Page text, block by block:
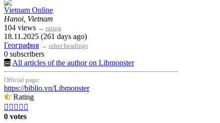
Vietnam Online
Hanoi, Vietnam
104 views → rating
18.11.2025 (261 days ago)
География → other headings
0 subscribers
All articles of the author on Libmonster
Official page:
https://biblio.vn/Libmonster
Rating
    
0 votes